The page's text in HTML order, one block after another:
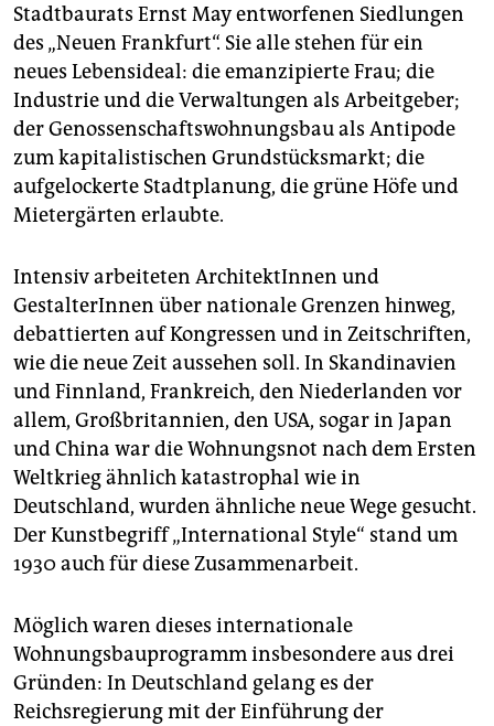
Stadtbaurats Ernst May entworfenen Siedlungen
des „Neuen Frankfurt“. Sie alle stehen für ein
neues Lebensideal: die emanzipierte Frau; die
Industrie und die Verwaltungen als Arbeitgeber;
der Genossenschaftswohnungsbau als Antipode
zum kapitalistischen Grundstücksmarkt; die
aufgelockerte Stadtplanung, die grüne Höfe und
Mietergärten erlaubte.
Intensiv arbeiteten ArchitektInnen und
GestalterInnen über nationale Grenzen hinweg,
debattierten auf Kongressen und in Zeitschriften,
wie die neue Zeit aussehen soll. In Skandinavien
und Finnland, Frankreich, den Niederlanden vor
allem, Großbritannien, den USA, sogar in Japan
und China war die Wohnungsnot nach dem Ersten
Weltkrieg ähnlich katastrophal wie in
Deutschland, wurden ähnliche neue Wege gesucht.
Der Kunstbegriff „International Style“ stand um
1930 auch für diese Zusammenarbeit.
Möglich waren dieses internationale
Wohnungsbauprogramm insbesondere aus drei
Gründen: In Deutschland gelang es der
Reichsregierung mit der Einführung der